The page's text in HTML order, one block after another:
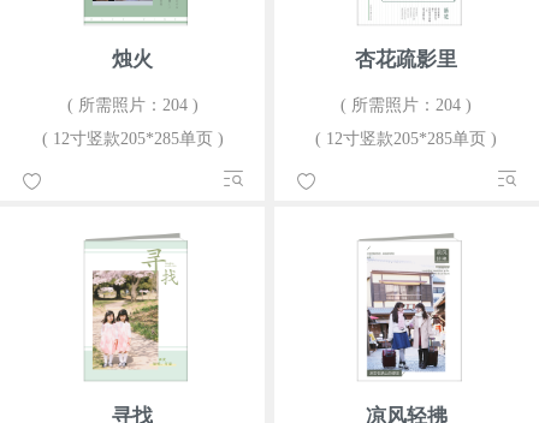
烛火
( 所需照片：204 )
( 12寸竖款205*285单页 )
杏花疏影里
( 所需照片：204 )
( 12寸竖款205*285单页 )
寻找 凉风轻拂